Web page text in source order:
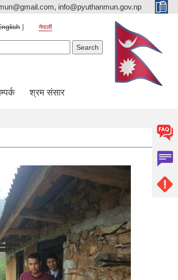
info@pyuthanmun.gov.np
नेपाली
श्रम संसार